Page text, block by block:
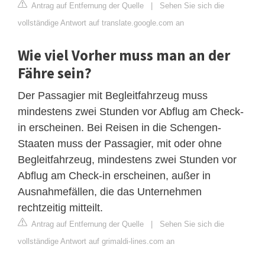
Antrag auf Entfernung der Quelle | Sehen Sie sich die
vollständige Antwort auf translate.google.com an
Wie viel Vorher muss man an der
Fähre sein?
Der Passagier mit Begleitfahrzeug muss
mindestens zwei Stunden vor Abflug am Check-
in erscheinen. Bei Reisen in die Schengen-
Staaten muss der Passagier, mit oder ohne
Begleitfahrzeug, mindestens zwei Stunden vor
Abflug am Check-in erscheinen, außer in
Ausnahmefällen, die das Unternehmen
rechtzeitig mitteilt.
Antrag auf Entfernung der Quelle | Sehen Sie sich die
vollständige Antwort auf grimaldi-lines.com an